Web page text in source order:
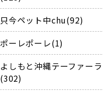
只今ペット中chu(92)
ポーレポーレ(1)
よしもと沖縄テーファー
(302)